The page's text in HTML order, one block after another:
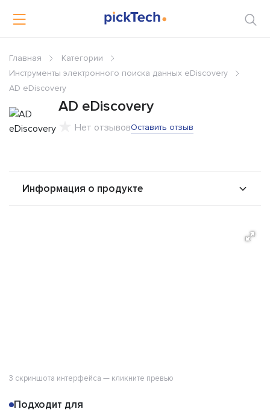
Главная
Категории
Инструменты электронного поиска данных eDiscovery
AD eDiscovery
AD eDiscovery
Нет отзывовОставить отзыв
Информация о продукте
3 скриншота интерфейса — кликните превью
Подходит для